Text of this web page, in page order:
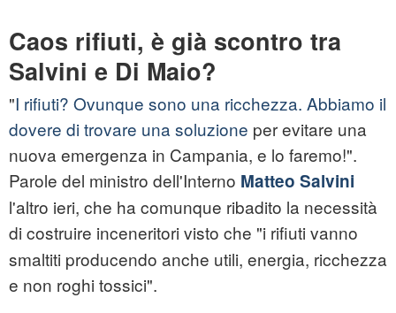
Caos rifiuti, è già scontro tra
Salvini e Di Maio?
"I rifiuti? Ovunque sono una ricchezza. Abbiamo il
dovere di trovare una soluzione per evitare una
nuova emergenza in Campania, e lo faremo!".
Parole del ministro dell'Interno Matteo Salvini
l'altro ieri, che ha comunque ribadito la necessità
di costruire inceneritori visto che "i rifiuti vanno
smaltiti producendo anche utili, energia, ricchezza
e non roghi tossici".